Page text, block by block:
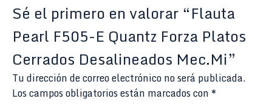
Sé el primero en valorar “Flauta
Pearl F505-E Quantz Forza Platos
Cerrados Desalineados Mec.Mi”
Tu dirección de correo electrónico no será publicada.
Los campos obligatorios están marcados con *